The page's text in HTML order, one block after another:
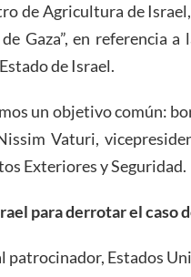
de Agricultura de
Gaza”, en referencia
de Israel.
un objetivo común:
Vaturi,
Exteriores y Seguridad.
para derrotar el caso
patrocinador, Estados